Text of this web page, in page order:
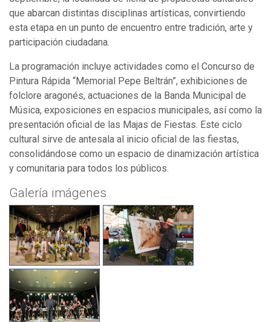
que abarcan distintas disciplinas artísticas, convirtiendo
esta etapa en un punto de encuentro entre tradición, arte y
participación ciudadana.
La programación incluye actividades como el Concurso de
Pintura Rápida “Memorial Pepe Beltrán”, exhibiciones de
folclore aragonés, actuaciones de la Banda Municipal de
Música, exposiciones en espacios municipales, así como la
presentación oficial de las Majas de Fiestas. Este ciclo
cultural sirve de antesala al inicio oficial de las fiestas,
consolidándose como un espacio de dinamización artística
y comunitaria para todos los públicos.
Galería imágenes